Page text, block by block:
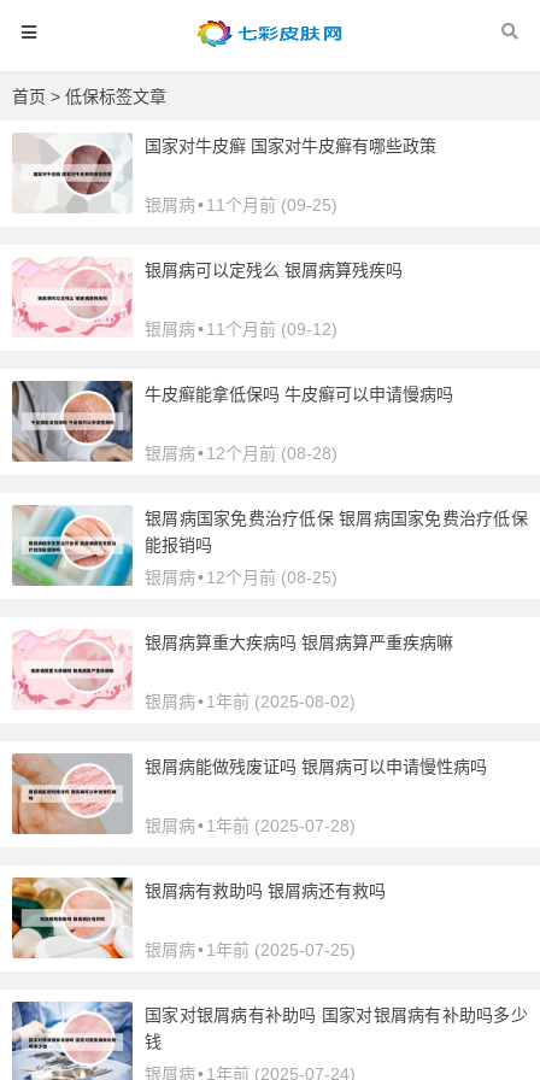
首页 > 低保标签文章
国家对牛皮癣 国家对牛皮癣有哪些政策
银屑病•11个月前 (09-25)
银屑病可以定残么 银屑病算残疾吗
银屑病•11个月前 (09-12)
牛皮癣能拿低保吗 牛皮癣可以申请慢病吗
银屑病•12个月前 (08-28)
银屑病国家免费治疗低保 银屑病国家免费治疗低保
能报销吗
银屑病•12个月前 (08-25)
银屑病算重大疾病吗 银屑病算严重疾病嘛
银屑病•1年前 (2025-08-02)
银屑病能做残废证吗 银屑病可以申请慢性病吗
银屑病•1年前 (2025-07-28)
银屑病有救助吗 银屑病还有救吗
银屑病•1年前 (2025-07-25)
国家对银屑病有补助吗 国家对银屑病有补助吗多少
钱
银屑病•1年前 (2025-07-24)